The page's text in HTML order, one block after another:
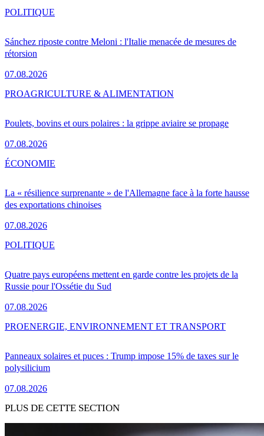
Sánchez riposte contre Meloni : l'Italie menacée de mesures de
rétorsion
07.08.2026
POLITIQUE
Poulets, bovins et ours polaires : la grippe aviaire se propage
07.08.2026
PROAGRICULTURE & ALIMENTATION
La « résilience surprenante » de l'Allemagne face à la forte hausse
des exportations chinoises
07.08.2026
ÉCONOMIE
Quatre pays européens mettent en garde contre les projets de la
Russie pour l'Ossétie du Sud
07.08.2026
POLITIQUE
Panneaux solaires et puces : Trump impose 15% de taxes sur le
polysilicium
07.08.2026
PROENERGIE, ENVIRONNEMENT ET TRANSPORT
PLUS DE CETTE SECTION